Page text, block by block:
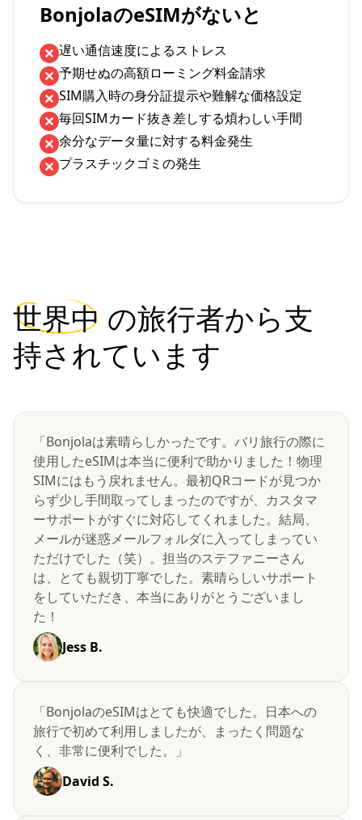
BonjolaのeSIMがないと
遅い通信速度によるストレス
予期せぬの高額ローミング料金請求
SIM購入時の身分証提示や難解な価格設定
毎回SIMカード抜き差しする煩わしい手間
余分なデータ量に対する料金発生
プラスチックゴミの発生
世界中 の旅行者から支
持されています
「Bonjolaは素晴らしかったです。バリ旅行の際に
使用したeSIMは本当に便利で助かりました！物理
SIMにはもう戻れません。最初QRコードが見つか
らず少し手間取ってしまったのですが、カスタマ
ーサポートがすぐに対応してくれました。結局、
メールが迷惑メールフォルダに入ってしまってい
ただけでした（笑）。担当のステファニーさん
は、とても親切丁寧でした。素晴らしいサポート
をしていただき、本当にありがとうございまし
た！
Jess B.
「BonjolaのeSIMはとても快適でした。日本への
旅行で初めて利用しましたが、まったく問題な
く、非常に便利でした。」
David S.